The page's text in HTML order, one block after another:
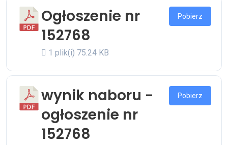
Ogłoszenie nr
152768
1 plik(i) 75.24 KB
Pobierz
wynik naboru -
ogłoszenie nr
152768
Pobierz